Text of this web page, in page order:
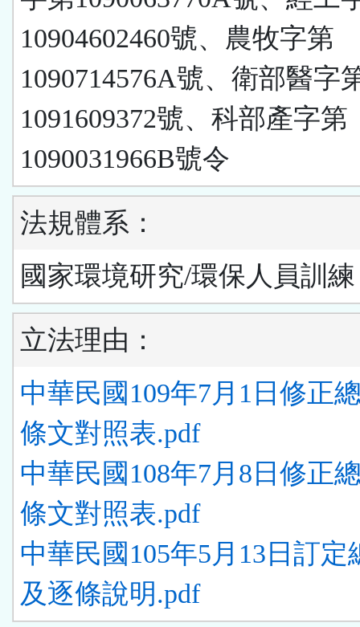
10904602460號、農牧字第
1090714576A號、衛部醫字
1091609372號、科部產字第
1090031966B號令
法規體系：
國家環境研究/環保人員訓練
立法理由：
中華民國109年7月1日修正
條文對照表.pdf
中華民國108年7月8日修正
條文對照表.pdf
中華民國105年5月13日訂定
及逐條說明.pdf